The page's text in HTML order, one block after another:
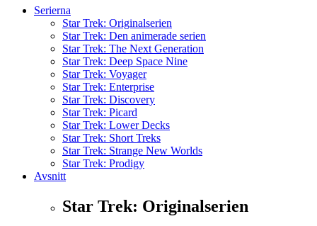
Serierna
Star Trek: Originalserien
Star Trek: Den animerade serien
Star Trek: The Next Generation
Star Trek: Deep Space Nine
Star Trek: Voyager
Star Trek: Enterprise
Star Trek: Discovery
Star Trek: Picard
Star Trek: Lower Decks
Star Trek: Short Treks
Star Trek: Strange New Worlds
Star Trek: Prodigy
Avsnitt
Star Trek: Originalserien